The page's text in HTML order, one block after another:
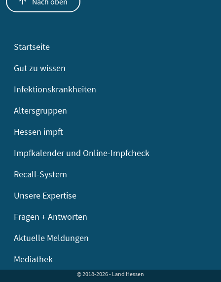
Startseite
Gut zu wissen
Infektionskrankheiten
Altersgruppen
Hessen impft
Impfkalender und Online-Impfcheck
Recall-System
Unsere Expertise
Fragen + Antworten
Aktuelle Meldungen
Mediathek
© 2018-2026 - Land Hessen